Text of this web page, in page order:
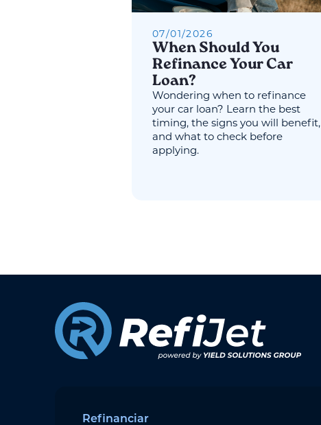
07/01/2026
When Should You
Refinance Your Car
Loan?
Wondering when to refinance
your car loan? Learn the best
timing, the signs you will benefit,
and what to check before
applying.
Refinanciar